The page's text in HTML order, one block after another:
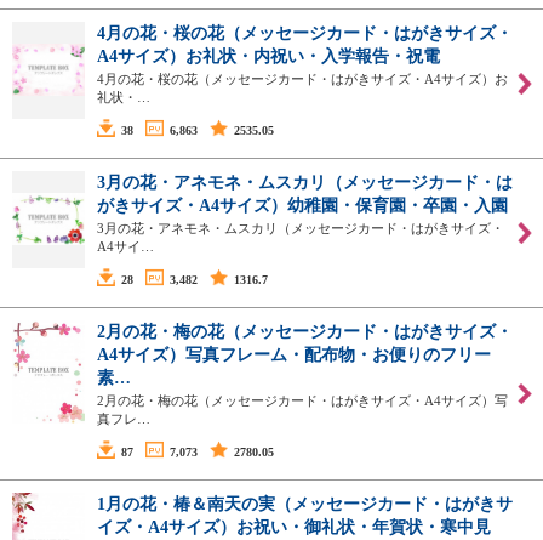
4月の花・桜の花（メッセージカード・はがきサイズ・
A4サイズ）お礼状・内祝い・入学報告・祝電
4月の花・桜の花（メッセージカード・はがきサイズ・A4サイズ）お
礼状・…
38 6,863 2535.05
3月の花・アネモネ・ムスカリ（メッセージカード・は
がきサイズ・A4サイズ）幼稚園・保育園・卒園・入園
3月の花・アネモネ・ムスカリ（メッセージカード・はがきサイズ・
A4サイ…
28 3,482 1316.7
2月の花・梅の花（メッセージカード・はがきサイズ・
A4サイズ）写真フレーム・配布物・お便りのフリー
素…
2月の花・梅の花（メッセージカード・はがきサイズ・A4サイズ）写
真フレ…
87 7,073 2780.05
1月の花・椿＆南天の実（メッセージカード・はがきサ
イズ・A4サイズ）お祝い・御礼状・年賀状・寒中見